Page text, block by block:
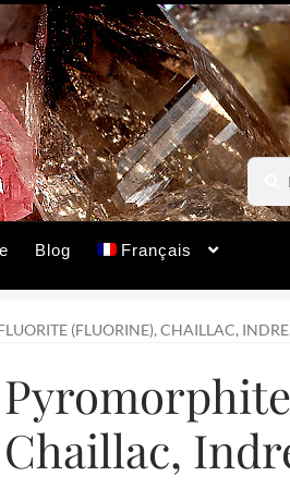
pour :
Blog Français
(FLUORINE), CHAILLAC, INDRE.
Chaillac,